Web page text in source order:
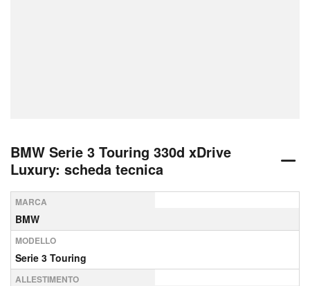
BMW Serie 3 Touring 330d xDrive
Luxury: scheda tecnica
MARCA
BMW
MODELLO
Serie 3 Touring
ALLESTIMENTO